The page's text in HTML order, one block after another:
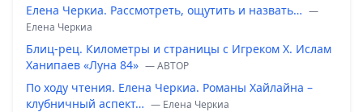
Елена Черкиа. Рассмотреть, ощутить и назвать… —
Елена Черкиа
Блиц-рец. Километры и страницы с Игреком Х. Ислам
Ханипаев «Луна 84» — ABTOP
По ходу чтения. Елена Черкиа. Романы Хайлайна –
клубничный аспект… — Елена Черкиа